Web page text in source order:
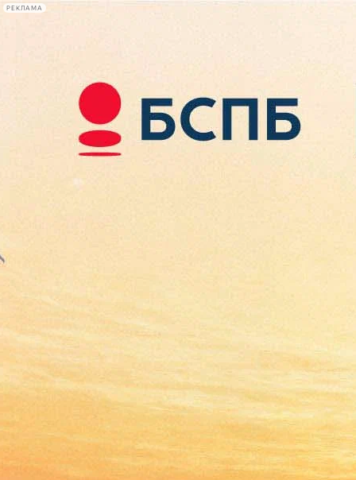
РЕКЛАМА
Сегодня:
2026.08.07
23:52
Афиша Plus
Oxxxymiron станет главным
злодеем в экранизации
романа Пелевина
Версия для печати